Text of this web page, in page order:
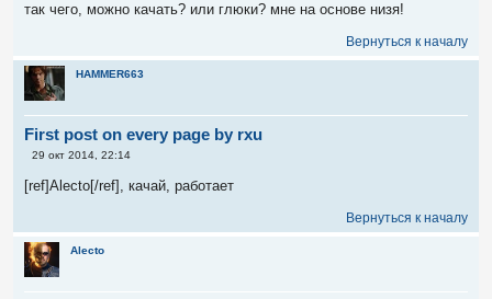
б
и
е
так чего, можно качать? или глюки? мне на основе низя!
Вернуться к началу
HAMMER663
First post on every page by rxu
С
б
н
и
е
29 окт 2014, 22:14
[ref]Alecto[/ref], качай, работает
Вернуться к началу
Alecto